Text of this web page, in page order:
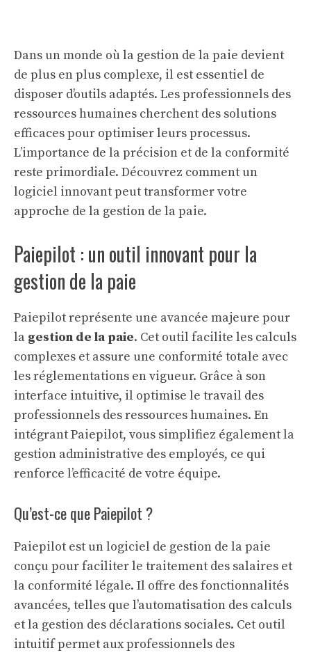
Dans un monde où la gestion de la paie devient
de plus en plus complexe, il est essentiel de
disposer d’outils adaptés. Les professionnels des
ressources humaines cherchent des solutions
efficaces pour optimiser leurs processus.
L’importance de la précision et de la conformité
reste primordiale. Découvrez comment un
logiciel innovant peut transformer votre
approche de la gestion de la paie.
Paiepilot : un outil innovant pour la
gestion de la paie
Paiepilot représente une avancée majeure pour
la gestion de la paie. Cet outil facilite les calculs
complexes et assure une conformité totale avec
les réglementations en vigueur. Grâce à son
interface intuitive, il optimise le travail des
professionnels des ressources humaines. En
intégrant Paiepilot, vous simplifiez également la
gestion administrative des employés, ce qui
renforce l’efficacité de votre équipe.
Qu’est-ce que Paiepilot ?
Paiepilot est un logiciel de gestion de la paie
conçu pour faciliter le traitement des salaires et
la conformité légale. Il offre des fonctionnalités
avancées, telles que l’automatisation des calculs
et la gestion des déclarations sociales. Cet outil
intuitif permet aux professionnels des